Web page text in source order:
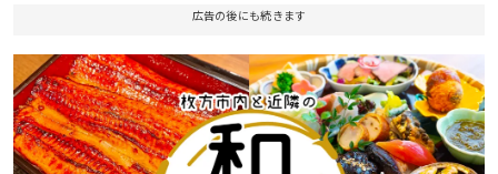
広告の後にも続きます